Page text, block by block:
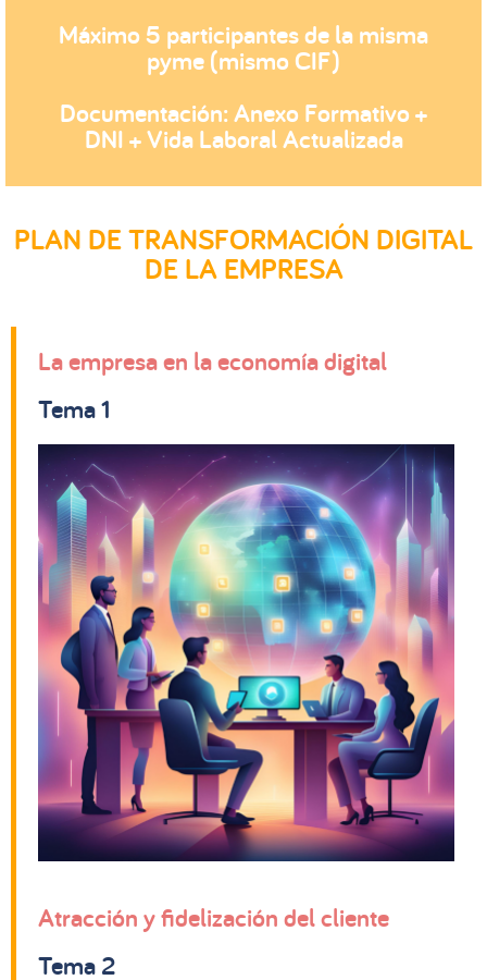
Máximo 5 participantes de la misma
pyme (mismo CIF)
Documentación: Anexo Formativo +
DNI + Vida Laboral Actualizada
PLAN DE TRANSFORMACIÓN DIGITAL
DE LA EMPRESA
La empresa en la economía digital
Tema 1
Atracción y fidelización del cliente
Tema 2